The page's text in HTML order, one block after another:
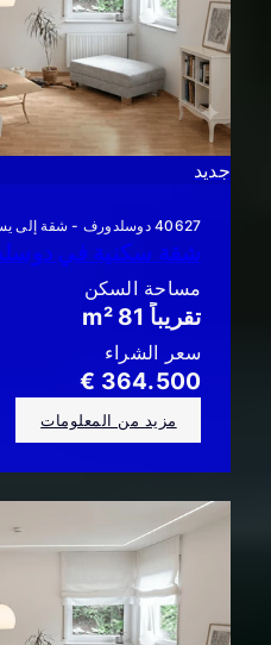
جديد
40627 دوسلدورف - شقة إلى يستأجر
مساحة السكن
تقريباً 81 m²
سعر الشراء
364.500 €
مزيد من المعلومات